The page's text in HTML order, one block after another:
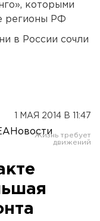
которыми
регионы РФ
в России сочли
1 МАЯ 2014 В 11:47